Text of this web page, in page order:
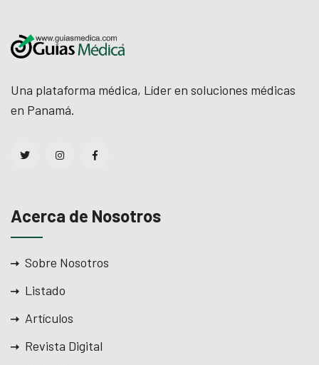
Una plataforma médica, Líder en soluciones médicas
en Panamá.
Acerca de Nosotros
Sobre Nosotros
Listado
Artículos
Revista Digital